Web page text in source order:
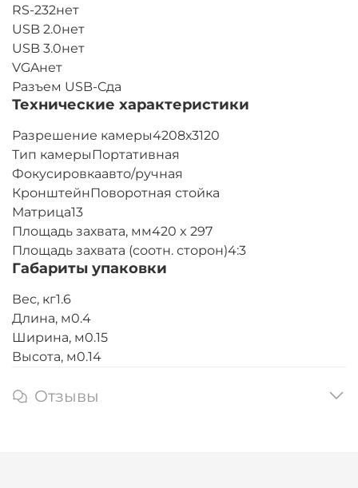
RS-232нет
USB 2.0нет
USB 3.0нет
VGAнет
Разъем USB-Cда
Технические характеристики
Разрешение камеры4208х3120
Тип камерыПортативная
Фокусировкаавто/ручная
КронштейнПоворотная стойка
Матрица13
Площадь захвата, мм420 x 297
Площадь захвата (соотн. сторон)4:3
Габариты упаковки
Вес, кг1.6
Длина, м0.4
Ширина, м0.15
Высота, м0.14
Отзывы